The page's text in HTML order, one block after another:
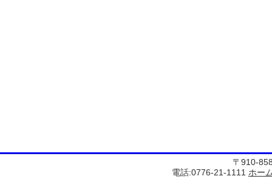
〒910-
電話:0776-21-1111 ホー